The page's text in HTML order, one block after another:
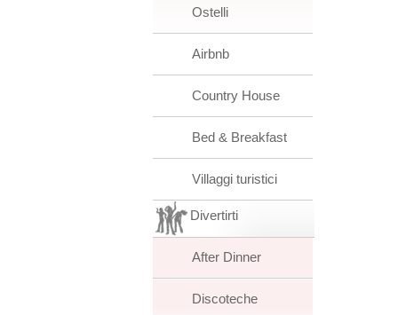
Ostelli
Airbnb
Country House
Bed & Breakfast
Villaggi turistici
Divertirti
After Dinner
Discoteche